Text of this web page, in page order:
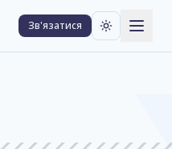
Зв'язатися